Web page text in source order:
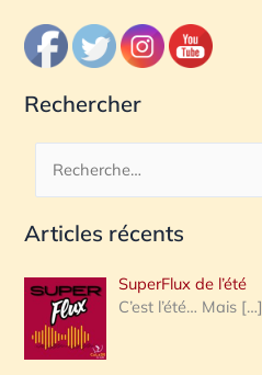
Rechercher
c
e
r
c
Articles récents
SuperFlux de l’été
C’est l’été… Mais […]